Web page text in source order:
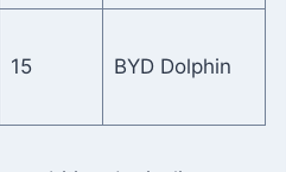
15 BYD Dolphin